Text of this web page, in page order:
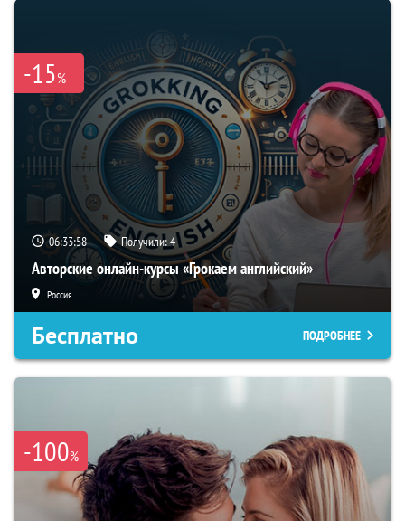
-15%
06:33:57 Получили:4
Авторские онлайн-курсы «Грокаем английский»
Россия
Бесплатно ПОДРОБНЕЕ
-100%